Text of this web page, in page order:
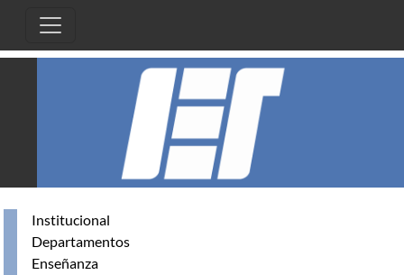
Institucional
Departamentos
Enseñanza